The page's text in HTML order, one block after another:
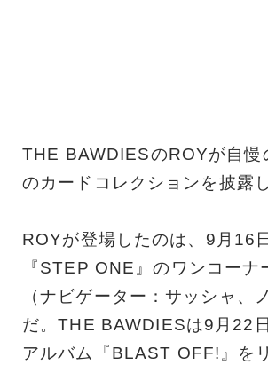
THE BAWDIESのROYが自慢
のカードコレクションを披露し
ROYが登場したのは、9月16
『STEP ONE』のワンコーナ
（ナビゲーター：サッシャ、
だ。THE BAWDIESは9月22
アルバム『BLAST OFF!』を